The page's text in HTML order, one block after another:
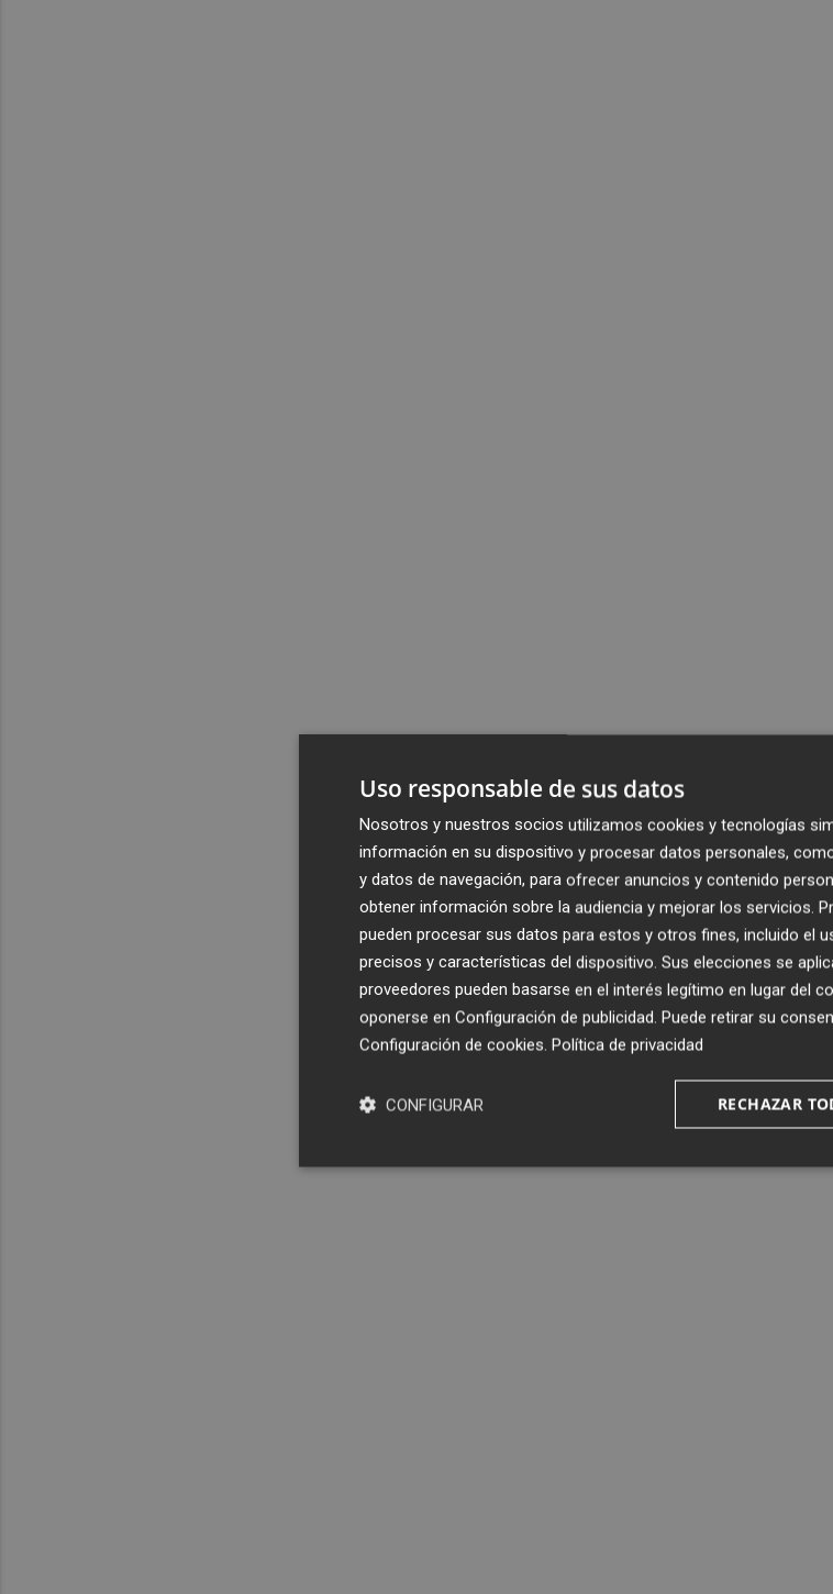
Uso responsable de sus datos
Nosotros y nuestros socios utilizamos cookies y tecnologías
información en su dispositivo y procesar datos personales,
y datos de navegación, para ofrecer anuncios y contenido
obtener información sobre la audiencia y mejorar los servicios.
pueden procesar sus datos para estos y otros fines, incluido el
precisos y características del dispositivo. Sus elecciones se
proveedores pueden basarse en el interés legítimo en lugar del
oponerse en Configuración de publicidad. Puede retirar su
Configuración de cookies. Política de privacidad
RECHAZAR
CONFIGURAR